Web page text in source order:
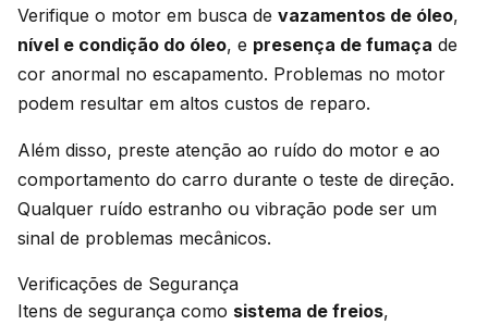
Verifique o motor em busca de vazamentos de óleo,
nível e condição do óleo, e presença de fumaça de
cor anormal no escapamento. Problemas no motor
podem resultar em altos custos de reparo.
Além disso, preste atenção ao ruído do motor e ao
comportamento do carro durante o teste de direção.
Qualquer ruído estranho ou vibração pode ser um
sinal de problemas mecânicos.
Verificações de Segurança
Itens de segurança como sistema de freios,